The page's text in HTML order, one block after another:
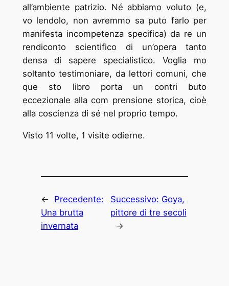
all’ambiente patrizio. Né abbiamo voluto (e,
vo ­lendolo, non avremmo sa ­puto farlo per
manifesta incompetenza specifica) da ­re un
rendiconto scientifico di un’opera tanto
densa di sapere specialistico. Voglia ­mo
soltanto testimoniare, da lettori comuni, che
que ­sto libro porta un contri ­buto
eccezionale alla com ­prensione storica, cioè
alla coscienza di sé nel proprio tempo.
Visto 11 volte, 1 visite odierne.
←
Precedente:
Una brutta
invernata
Successivo: Goya,
pittore di tre secoli
→